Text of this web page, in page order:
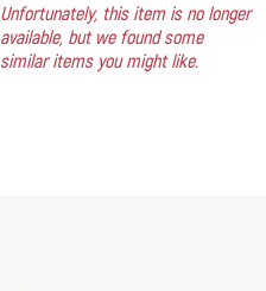
Unfortunately, this item is no longer
available, but we found some
similar items you might like.